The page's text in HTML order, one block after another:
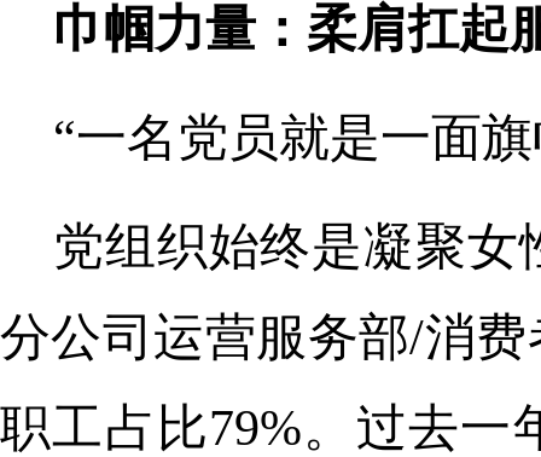
巾帼力量：柔肩扛起
“一名党员就是一面
党组织始终是凝聚
分公司运营服务部/消
职工占比79%。过去一